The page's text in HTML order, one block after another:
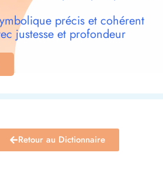
précis et cohérent
justesse et profondeur
Retour au Dictionnaire